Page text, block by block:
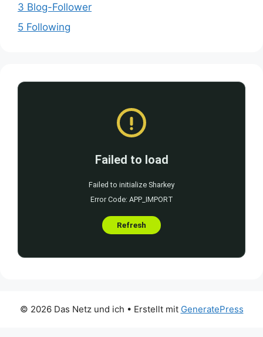
3 Blog-Follower
5 Following
© 2026 Das Netz und ich • Erstellt mit GeneratePress